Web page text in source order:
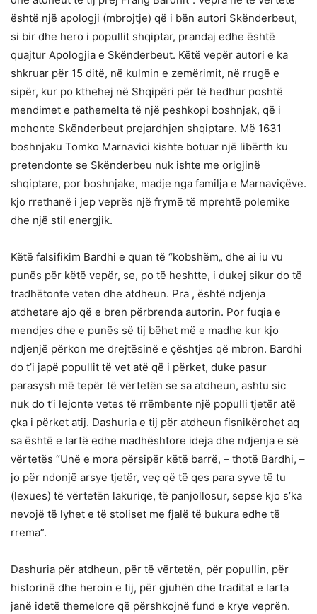
është një apologji (mbrojtje) që i bën autori Skënderbeut,
si bir dhe hero i popullit shqiptar, prandaj edhe është
quajtur Apologjia e Skënderbeut. Këtë vepër autori e ka
shkruar për 15 ditë, në kulmin e zemërimit, në rrugë e
sipër, kur po kthehej në Shqipëri për të hedhur poshtë
mendimet e pathemelta të një peshkopi boshnjak, që i
mohonte Skënderbeut prejardhjen shqiptare. Më 1631
boshnjaku Tomko Marnavici kishte botuar një libërth ku
pretendonte se Skënderbeu nuk ishte me origjinë
shqiptare, por boshnjake, madje nga familja e Marnaviçëve.
kjo rrethanë i jep veprës një frymë të mprehtë polemike
dhe një stil energjik.
Këtë falsifikim Bardhi e quan të “kobshëm„ dhe ai iu vu
punës për këtë vepër, se, po të heshtte, i dukej sikur do të
tradhëtonte veten dhe atdheun. Pra , është ndjenja
atdhetare ajo që e bren përbrenda autorin. Por fuqia e
mendjes dhe e punës së tij bëhet më e madhe kur kjo
ndjenjë përkon me drejtësinë e çështjes që mbron. Bardhi
do t’i japë popullit të vet atë që i përket, duke pasur
parasysh më tepër të vërtetën se sa atdheun, ashtu sic
nuk do t’i lejonte vetes të rrëmbente një populli tjetër atë
çka i përket atij. Dashuria e tij për atdheun fisnikërohet aq
sa është e lartë edhe madhështore ideja dhe ndjenja e së
vërtetës “Unë e mora përsipër këtë barrë, – thotë Bardhi, –
jo për ndonjë arsye tjetër, veç që të qes para syve të tu
(lexues) të vërtetën lakuriqe, të panjollosur, sepse kjo s’ka
nevojë të lyhet e të stoliset me fjalë të bukura edhe të
rrema”.
Dashuria për atdheun, për të vërtetën, për popullin, për
historinë dhe heroin e tij, për gjuhën dhe traditat e larta
janë idetë themelore që përshkojnë fund e krye veprën.